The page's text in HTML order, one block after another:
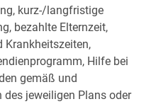
kurz-/langfristige
bezahlte Elternzeit,
Krankheitszeiten,
Hilfe bei
gemäß und
jeweiligen Plans oder